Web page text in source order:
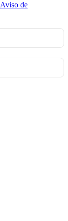
Aviso de